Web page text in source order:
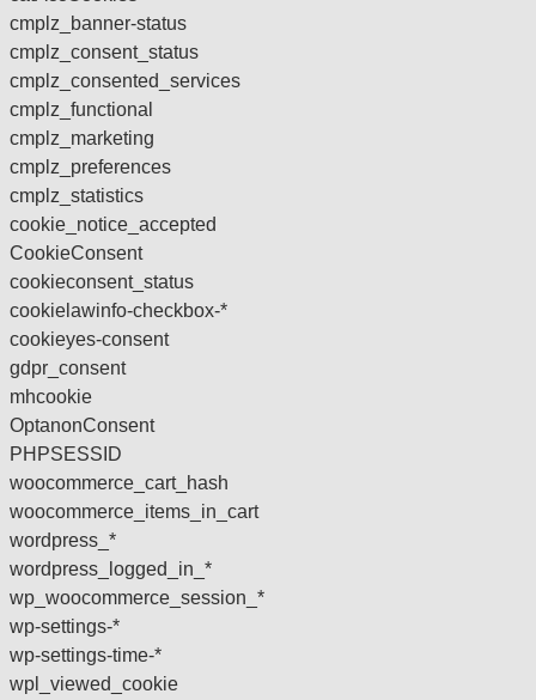
cmplz_banner-status
cmplz_consent_status
cmplz_consented_services
cmplz_functional
cmplz_marketing
cmplz_preferences
cmplz_statistics
cookie_notice_accepted
CookieConsent
cookieconsent_status
cookielawinfo-checkbox-*
cookieyes-consent
gdpr_consent
mhcookie
OptanonConsent
PHPSESSID
woocommerce_cart_hash
woocommerce_items_in_cart
wordpress_*
wordpress_logged_in_*
wp_woocommerce_session_*
wp-settings-*
wp-settings-time-*
wpl_viewed_cookie